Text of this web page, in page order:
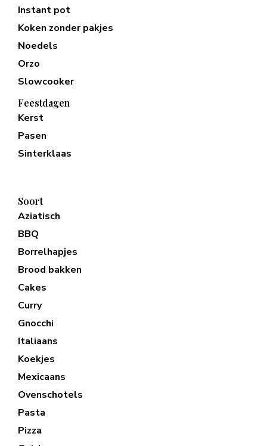
Instant pot
Koken zonder pakjes
Noedels
Orzo
Slowcooker
Feestdagen
Kerst
Pasen
Sinterklaas
Soort
Aziatisch
BBQ
Borrelhapjes
Brood bakken
Cakes
Curry
Gnocchi
Italiaans
Koekjes
Mexicaans
Ovenschotels
Pasta
Pizza